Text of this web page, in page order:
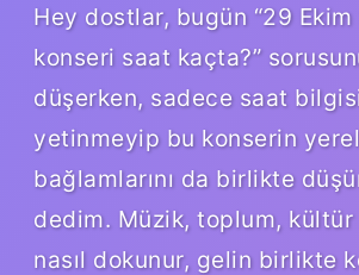
Hey dostlar, bugün “29 Ekim
konseri saat kaçta?”
düşerken, sadece saat
yetinmeyip bu konserin
bağlamlarını da birlikte
dedim. Müzik, toplum,
nasıl dokunur, gelin birlikte